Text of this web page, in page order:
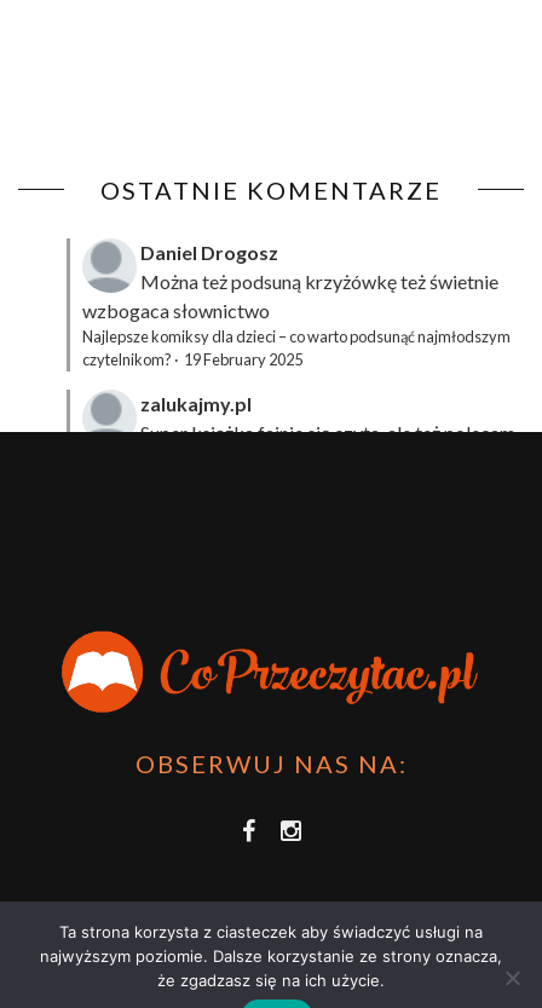
OSTATNIE KOMENTARZE
Daniel Drogosz
Można też podsuną krzyżówkęteż świetnie
wzbogaca słownictwo
Najlepsze komiksy dla dzieci – co warto podsunąć najmłodszym
czytelnikom? · 19 February 2025
zalukajmy.pl
Super książka fajnie się czyta, ale też polecam
książki skoro czyta się np na czytniku.
Planer Książkary – ten gadżet powinien mieć każdy
książkoholik!
8 December 2023
OBSERWUJ NAS NA:
COPRZECZYTAĆ.PL 2021 | STRONA WYKORZYSTUJE PLIKI COOKIES |
Ta strona korzysta z ciasteczek aby świadczyć usługi na
najwyższym poziomie. Dalsze korzystanie ze strony oznacza,
że zgadzasz się na ich użycie.